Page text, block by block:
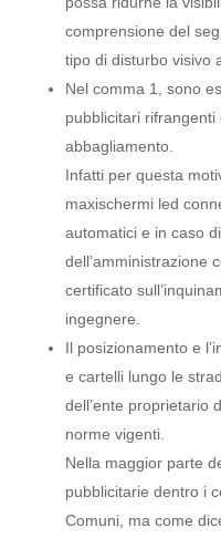
comprensione del
tipo di disturbo visivo
Nel comma 1, sono
pubblicitari
abbagliamento.
Infatti per questa
maxischermi led
automatici e in caso
dell’amministrazione
certificato
ingegnere.
Il posizionamento e
e cartelli lungo le
dell’ente proprietario
norme vigenti.
Nella maggior parte
pubblicitarie dentro i
Comuni, ma come